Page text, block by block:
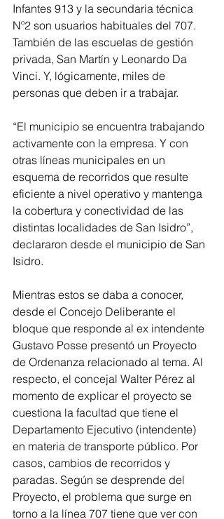
Infantes 913 y la secundaria técnica
Nº2 son usuarios habituales del 707.
También de las escuelas de gestión
privada, San Martín y Leonardo Da
Vinci. Y, lógicamente, miles de
personas que deben ir a trabajar.
“El municipio se encuentra trabajando
activamente con la empresa. Y con
otras líneas municipales en un
esquema de recorridos que resulte
eficiente a nivel operativo y mantenga
la cobertura y conectividad de las
distintas localidades de San Isidro”,
declararon desde el municipio de San
Isidro.
Mientras estos se daba a conocer,
desde el Concejo Deliberante el
bloque que responde al ex intendente
Gustavo Posse presentó un Proyecto
de Ordenanza relacionado al tema. Al
respecto, el concejal Walter Pérez al
momento de explicar el proyecto se
cuestiona la facultad que tiene el
Departamento Ejecutivo (intendente)
en materia de transporte público. Por
casos, cambios de recorridos y
paradas. Según se desprende del
Proyecto, el problema que surge en
torno a la línea 707 tiene que ver con